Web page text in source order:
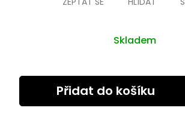
Skladem
Přidat do košíku